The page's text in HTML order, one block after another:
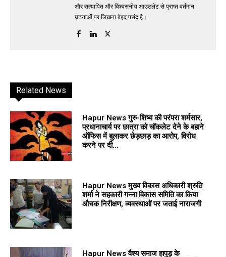
और सत्यापित और विश्वसनीय आउटलेट से प्राप्त वर्तमान
घटनाओं पर लिखना बेहद पसंद है।
Related News
Hapur News गुरु-शिष्य की परंपरा शर्मसार,
प्रधानाचार्य पर छात्रा को चॉकलेट देने के बहाने
ऑफिस में बुलाकर छेड़छाड़ का आरोप, विरोध
करने पर दी...
Hapur News मुख्य विकास अधिकारी श्रुति
शर्मा ने सहकारी गन्ना विकास समिति का किया
औचक निरीक्षण, व्यवस्थाओं पर जताई नाराजगी
Hapur News वैश्य समाज हापुड़ के